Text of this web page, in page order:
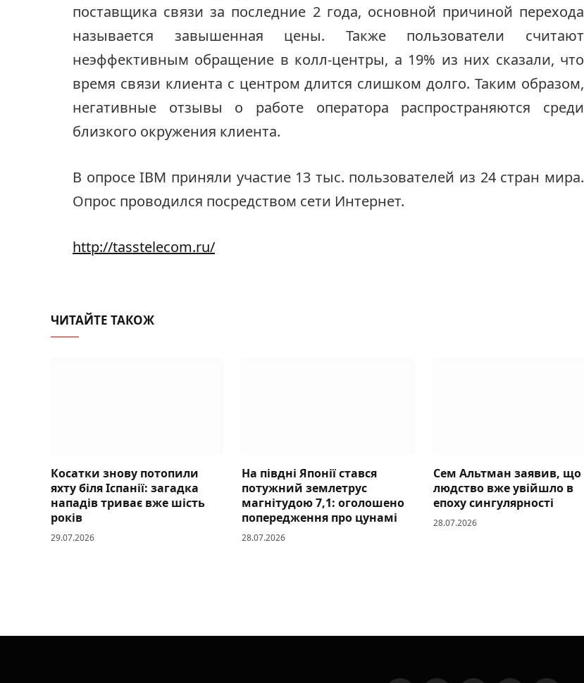
поставщика связи за последние 2 года, основной причиной перехода
называется завышенная цены. Также пользователи считают
неэффективным обращение в колл-центры, а 19% из них сказали, что
время связи клиента с центром длится слишком долго. Таким образом,
негативные отзывы о работе оператора распространяются среди
близкого окружения клиента.
В опросе IBM приняли участие 13 тыс. пользователей из 24 стран мира.
Опрос проводился посредством сети Интернет.
http://tasstelecom.ru/
ЧИТАЙТЕ ТАКОЖ
Косатки знову потопили
яхту біля Іспанії: загадка
нападів триває вже шість
років
29.07.2026
На півдні Японії стався
потужний землетрус
магнітудою 7,1: оголошено
попередження про цунамі
28.07.2026
Сем Альтман заявив, що
людство вже увійшло в
епоху сингулярності
28.07.2026